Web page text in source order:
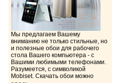
Мы предлагаем Вашему
вниманию не только стильные, но
и полезные обои для рабочего
стола Вашего компьютера - с
Вашими любимыми телефонами.
Разумеется, с символикой
Mobiset. Скачать обои можно